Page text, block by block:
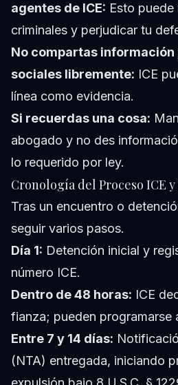
agentes de ICE: Esto
criminales y perjudicar tu
No compartas
sociales libremente: ICE
línea como evidencia.
Si recuerdas una cosa:
abogado y no des
lo requerido por ley.
Cronología del Proceso ICE
Tras un encuentro o
seguir varios pasos.
Día 1: Detención inicial y
número ICE.
Dentro de 48 horas: ICE
fianza; pueden programarse
Entre 7 y 14 días:
(NTA) entregada, iniciando